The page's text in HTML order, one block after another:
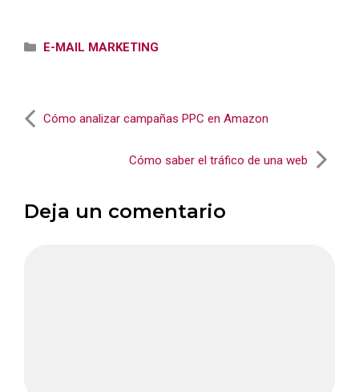
Categorías
E-MAIL MARKETING
Cómo analizar campañas PPC en Amazon
Cómo saber el tráfico de una web
Deja un comentario